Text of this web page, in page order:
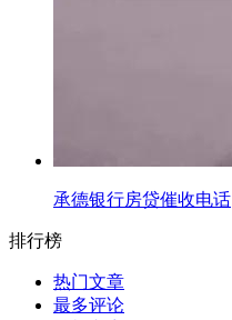
承德银行房贷催收电话
排行榜
热门文章
最多评论